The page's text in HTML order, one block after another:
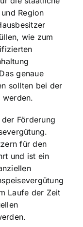
Region
wie zum
genaue
sollten bei der
werden.
Förderung
für den
und ist ein
Laufe der Zeit